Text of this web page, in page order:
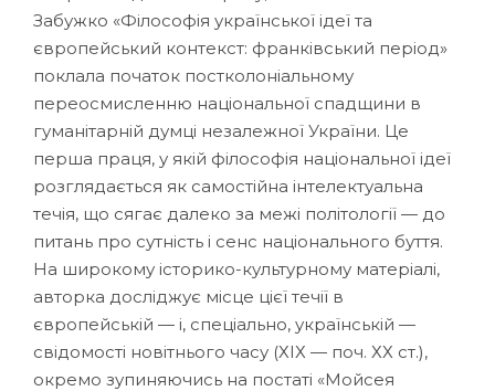
Забужко «Філософія української ідеї та
європейський контекст: франківський період»
поклала початок постколоніальному
переосмисленню національної спадщини в
гуманітарній думці незалежної України. Це
перша праця, у якій філософія національної ідеї
розглядається як самостійна інтелектуальна
течія, що сягає далеко за межі політології — до
питань про сутність і сенс національного буття.
На широкому історико-культурному матеріалі,
авторка досліджує місце цієї течії в
європейській — і, спеціально, українській —
свідомості новітнього часу (ХІХ — поч. ХХ ст.),
окремо зупиняючись на постаті «Мойсея